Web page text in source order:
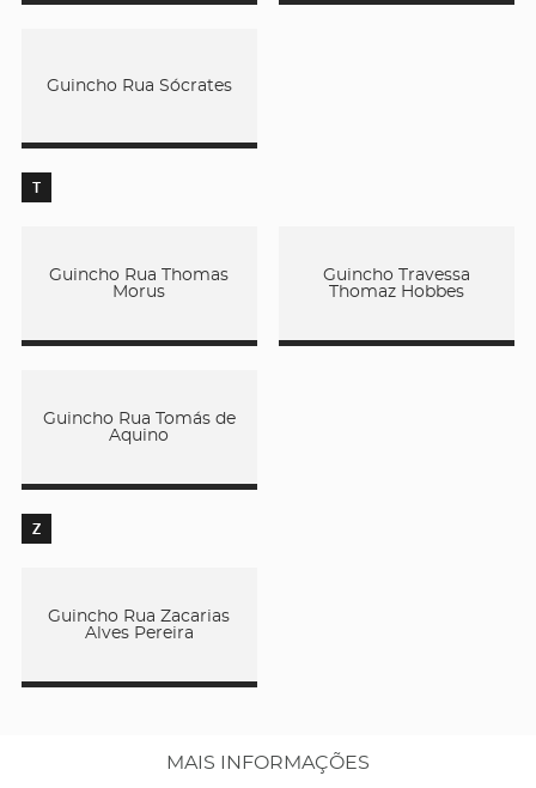
Guincho Rua Sócrates
T
Guincho Rua Thomas
Morus
Guincho Travessa
Thomaz Hobbes
Guincho Rua Tomás de
Aquino
Z
Guincho Rua Zacarias
Alves Pereira
MAIS INFORMAÇÕES